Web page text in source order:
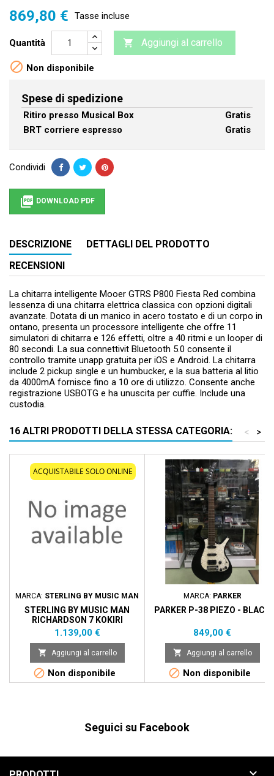
869,80 € Tasse incluse
Quantità  Aggiungi al carrello
 Non disponibile
Spese di spedizione
Ritiro presso Musical Box
Gratis
BRT corriere espresso
Gratis
Condividi
 DOWNLOAD PDF
DESCRIZIONE
DETTAGLI DEL PRODOTTO
RECENSIONI
La chitarra intelligente Mooer GTRS P800 Fiesta Red combina
lessenza di una chitarra elettrica classica con opzioni digitali
avanzate. Dotata di un manico in acero tostato e di un corpo in
ontano, presenta un processore intelligente che offre 11
simulatori di chitarra e 126 effetti, oltre a 40 ritmi e un looper di
80 secondi. La sua connettivit Bluetooth 5.0 consente il
controllo tramite unapp gratuita per iOS e Android. La chitarra
include 2 pickup single e un humbucker, e la sua batteria al litio
da 4000mA fornisce fino a 10 ore di utilizzo. Consente anche
registrazione USBOTG e ha unuscita per cuffie. Include una
custodia.
16 ALTRI PRODOTTI DELLA STESSA CATEGORIA: >
<
ACQUISTABILE SOLO ONLINE
MARCA: STERLING BY MUSIC MAN
STERLING BY MUSIC MAN
RICHARDSON 7 KOKIRI
FOREST
Prezzo
1.139,00 €
 Aggiungi al carrello
 Non disponibile
MARCA: PARKER
PARKER P-38 PIEZO - BLACK
Prezzo
849,00 €
 Aggiungi al carrello
 Non disponibile
Seguici su Facebook